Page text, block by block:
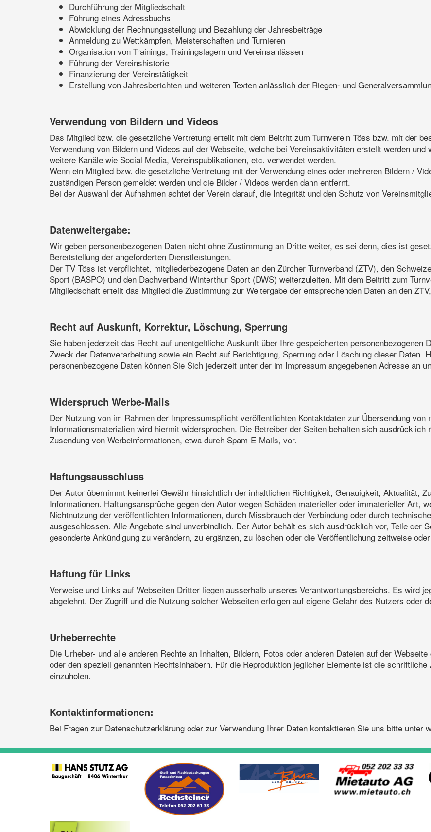
Durchführung der Mitgliedschaft
Führung eines Adressbuchs
Abwicklung der Rechnungsstellung und Bezahlung der Jahresbeiträge
Anmeldung zu Wettkämpfen, Meisterschaften und Turnieren
Organisation von Trainings, Trainingslagern und Vereinsanlässen
Führung der Vereinshistorie
Finanzierung der Vereinstätigkeit
Erstellung von Jahresberichten und weiteren Texten anlässlich der Riegen- und
Verwendung von Bildern und Videos
Das Mitglied bzw. die gesetzliche Vertretung erteilt mit dem Beitritt zum Turnverein Töss bzw. mit der
Verwendung von Bildern und Videos auf der Webseite, welche bei Vereinsaktivitäten erstellt werden
weitere Kanäle wie Social Media, Vereinspublikationen, etc. verwendet werden.
Wenn ein Mitglied bzw. die gesetzliche Vertretung mit der Verwendung eines oder mehreren Bildern /
zuständigen Person gemeldet werden und die Bilder / Videos werden dann entfernt.
Bei der Auswahl der Aufnahmen achtet der Verein darauf, die Integrität und den Schutz von
Datenweitergabe:
Wir geben personenbezogenen Daten nicht ohne Zustimmung an Dritte weiter, es sei denn, dies ist
Bereitstellung der angeforderten Dienstleistungen.
Der TV Töss ist verpflichtet, mitgliederbezogene Daten an den Zürcher Turnverband (ZTV), den
Sport (BASPO) und den Dachverband Winterthur Sport (DWS) weiterzuleiten. Mit dem Beitritt zum
Mitgliedschaft erteilt das Mitglied die Zustimmung zur Weitergabe der entsprechenden Daten an den
Recht auf Auskunft, Korrektur, Löschung, Sperrung
Sie haben jederzeit das Recht auf unentgeltliche Auskunft über Ihre gespeicherten personenbezogenen
Zweck der Datenverarbeitung sowie ein Recht auf Berichtigung, Sperrung oder Löschung dieser Daten.
personenbezogene Daten können Sie Sich jederzeit unter der im Impressum angegebenen Adresse an
Widerspruch Werbe-Mails
Der Nutzung von im Rahmen der Impressumspflicht veröffentlichten Kontaktdaten zur Übersendung
Informationsmaterialien wird hiermit widersprochen. Die Betreiber der Seiten behalten sich
Zusendung von Werbeinformationen, etwa durch Spam-E-Mails, vor.
Haftungsausschluss
Der Autor übernimmt keinerlei Gewähr hinsichtlich der inhaltlichen Richtigkeit, Genauigkeit, Aktualität,
Informationen. Haftungsansprüche gegen den Autor wegen Schäden materieller oder immaterieller Art,
Nichtnutzung der veröffentlichten Informationen, durch Missbrauch der Verbindung oder durch
ausgeschlossen. Alle Angebote sind unverbindlich. Der Autor behält es sich ausdrücklich vor, Teile der
gesonderte Ankündigung zu verändern, zu ergänzen, zu löschen oder die Veröffentlichung zeitweise
Haftung für Links
Verweise und Links auf Webseiten Dritter liegen ausserhalb unseres Verantwortungsbereichs. Es wird
abgelehnt. Der Zugriff und die Nutzung solcher Webseiten erfolgen auf eigene Gefahr des Nutzers oder
Urheberrechte
Die Urheber- und alle anderen Rechte an Inhalten, Bildern, Fotos oder anderen Dateien auf der
oder den speziell genannten Rechtsinhabern. Für die Reproduktion jeglicher Elemente ist die
einzuholen.
Kontaktinformationen:
Bei Fragen zur Datenschutzerklärung oder zur Verwendung Ihrer Daten kontaktieren Sie uns bitte unter